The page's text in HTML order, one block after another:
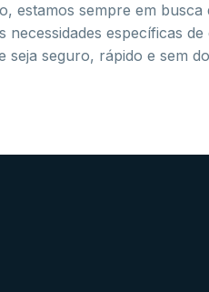
estamos sempre em
necessidades específicas
seja seguro, rápido e sem